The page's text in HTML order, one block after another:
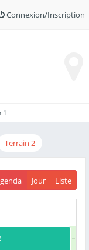
Connexion/Inscription
1
Terrain 2
Jour Liste